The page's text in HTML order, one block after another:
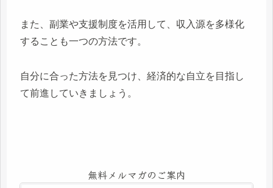
また、副業や支援制度を活用して、収入源を多様化
することも一つの方法です。
自分に合った方法を見つけ、経済的な自立を目指し
て前進していきましょう。
無料メルマガのご案内